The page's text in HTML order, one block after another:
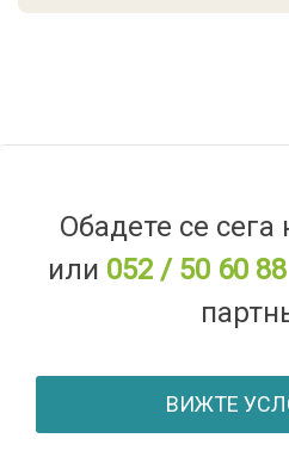
Обадете се сега
или 052 / 50 60 88
ВИЖТЕ